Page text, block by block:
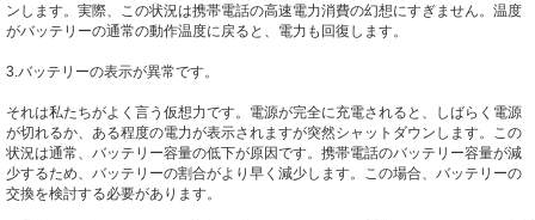
ンします。実際、この状況は携帯電話の高速電力消費の幻想にすぎません。温度
がバッテリーの通常の動作温度に戻ると、電力も回復します。
3.バッテリーの表示が異常です。
それは私たちがよく言う仮想力です。電源が完全に充電されると、しばらく電源
が切れるか、ある程度の電力が表示されますが突然シャットダウンします。この
状況は通常、バッテリー容量の低下が原因です。携帯電話のバッテリー容量が減
少するため、バッテリーの割合がより早く減少します。この場合、バッテリーの
交換を検討する必要があります。